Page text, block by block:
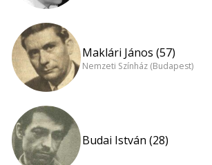
Maklári János (57)
Nemzeti Színház (Budapest)
Budai István (28)